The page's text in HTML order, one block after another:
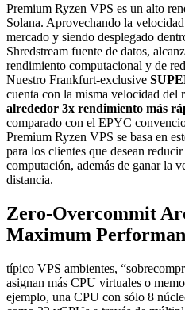
Premium Ryzen VPS es un alto
Solana. Aprovechando la
mercado y siendo desplegado
Shredstream fuente de datos,
rendimiento computacional y de
Nuestro Frankfurt-exclusive
cuenta con la misma velocidad del
alrededor 3x rendimiento más
comparado con el EPYC
Premium Ryzen VPS se basa en
para los clientes que desean
computación, además de ganar la
distancia.
Zero-Overcommit
Maximum
típico VPS ambientes,
asignan más CPU virtuales o
ejemplo, una CPU con sólo 8